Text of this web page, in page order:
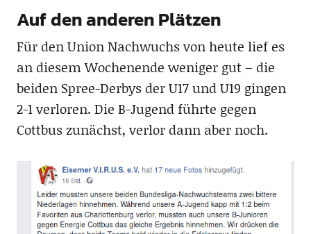
Auf den anderen Plätzen
Für den Union Nachwuchs von heute lief es
an diesem Wochenende weniger gut – die
beiden Spree-Derbys der U17 und U19 gingen
2-1 verloren. Die B-Jugend führte gegen
Cottbus zunächst, verlor dann aber noch.